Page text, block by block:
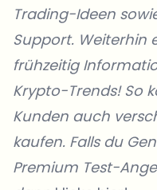
Trading-Ideen
Support. Weiterhin
frühzeitig
Krypto-Trends! So
Kunden auch
kaufen. Falls du
Premium Test-